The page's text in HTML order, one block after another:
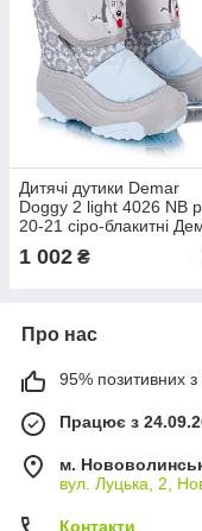
Дитячі дутики Demar
Doggy 2 light 4026 NB р.
20-21 сіро-блакитні
1 002 ₴
Про нас
95% позитивних з
Працює з
м.
вул. Луцька, 2,
Контакти